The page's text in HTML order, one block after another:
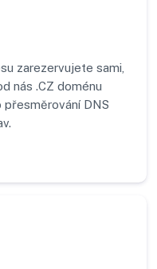
zarezervujete sami,
nás .CZ doménu
DNS